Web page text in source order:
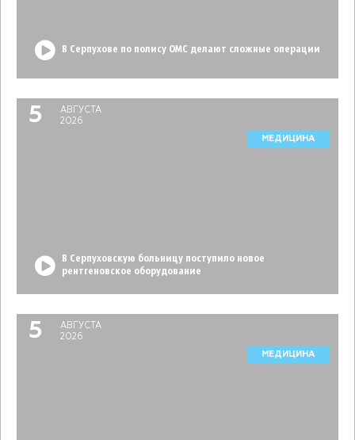
В Серпухове по полису ОМС делают сложные операции
5
АВГУСТА
2026
МЕДИЦИНА
В Серпуховскую больницу поступило новое
рентгеновское оборудование
5
АВГУСТА
2026
МЕДИЦИНА